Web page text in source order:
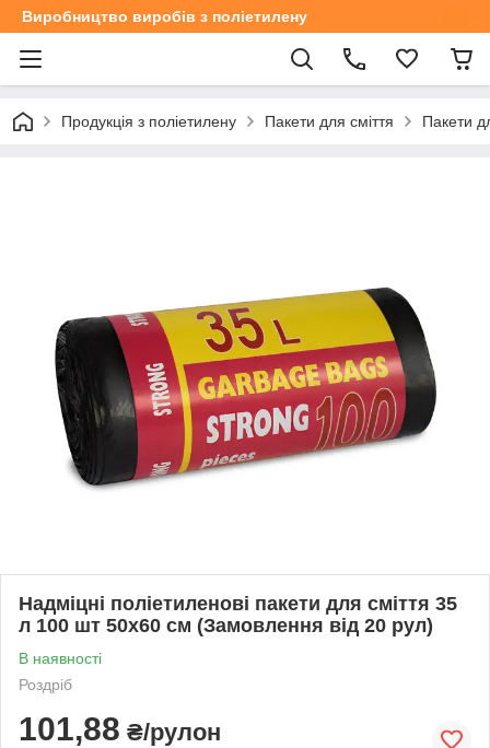
Виробництво виробів з поліетилену
Продукція з поліетилену Пакети для сміття Пакети
Надміцні поліетиленові пакети для сміття 35
л 100 шт 50х60 см (Замовлення від 20 рул)
В наявності
Роздріб
101,88 ₴/рулон